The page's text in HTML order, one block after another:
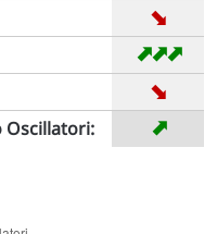
➡
➡
➡
➡
➡
Oscillatori: ➡